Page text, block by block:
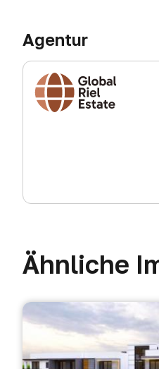
Agentur
Ähnliche